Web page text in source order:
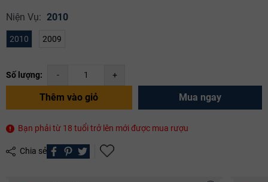
Niện Vụ: 2010
2010 2009
Số lượng: - +
Thêm vào giỏ Mua ngay
Bạn phải từ 18 tuổi trở lên mới được mua rượu
Chia sẻ